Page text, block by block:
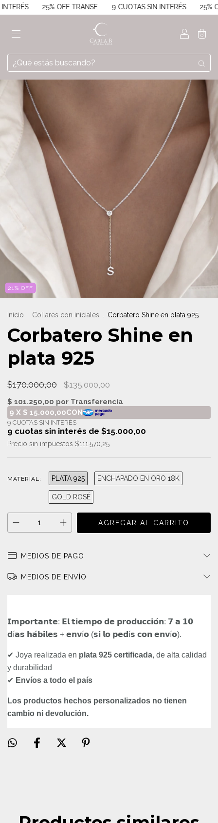
25% OFF TRANSF. 9 CUOTAS SIN INTERÉS 25%
0
21% OFF
Inicio Collares con iniciales Corbatero Shine en plata 925
Corbatero Shine en
plata 925
$170.000,00 $135.000,00
9 cuotas sin interés de $15.000,00
Precio sin impuestos $111.570,25
MATERIAL: PLATA 925 ENCHAPADO EN ORO 18K
GOLD ROSÉ
MEDIOS DE PAGO
MEDIOS DE ENVÍO
𝗜𝗺𝗽𝗼𝗿𝘁𝗮𝗻𝘁𝗲: 𝗘𝗹 𝘁𝗶𝗲𝗺𝗽𝗼 𝗱𝗲 𝗽𝗿𝗼𝗱𝘂𝗰𝗰𝗶𝗼́𝗻: 𝟳 𝗮 𝟭𝟬
𝗱í𝗮𝘀 𝗵𝗮́𝗯𝗶𝗹𝗲𝘀 + 𝗲𝗻𝘃í𝗼 (𝘀𝗶 𝗹𝗼 𝗽𝗲𝗱í𝘀 𝗰𝗼𝗻 𝗲𝗻𝘃í𝗼).
✔ Joya realizada en plata 925 certificada, de alta calidad
y durabilidad
✔ Envíos a todo el país
Los productos hechos personalizados no tienen
cambio ni devolución.